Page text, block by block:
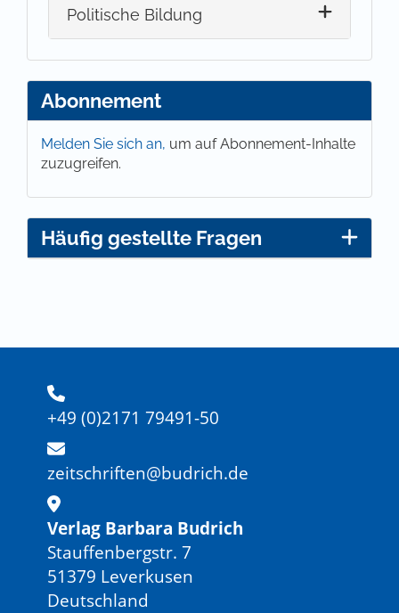
Politische Bildung
Abonnement
Melden Sie sich an, um auf Abonnement-Inhalte
zuzugreifen.
Häufig gestellte Fragen
+49 (0)2171 79491-50
zeitschriften@budrich.de
Verlag Barbara Budrich
Stauffenbergstr. 7
51379 Leverkusen
Deutschland